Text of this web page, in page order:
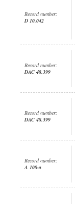
Record number:
D 10.042
Record number:
DAC 48.399
Record number:
DAC 48.399
Record number:
A 108-a